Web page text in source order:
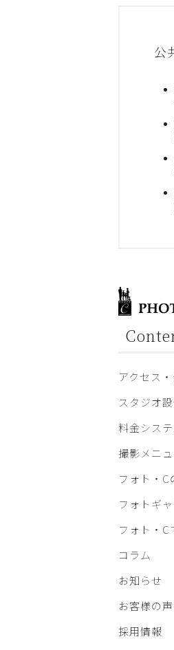
公
アクセス
スタジオ
料金シス
撮影メニ
フォト・C
フォトギ
フォト・
コラム
お知らせ
お客様の声
採用情報